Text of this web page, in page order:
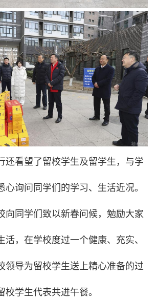
还看望了留校学生及留学生，与学
心询问同学们的学习、生活近况。
向同学们致以新春问候，勉励大家
活，在学校度过一个健康、充实、
领导为留校学生送上精心准备的过
校学生代表共进午餐。